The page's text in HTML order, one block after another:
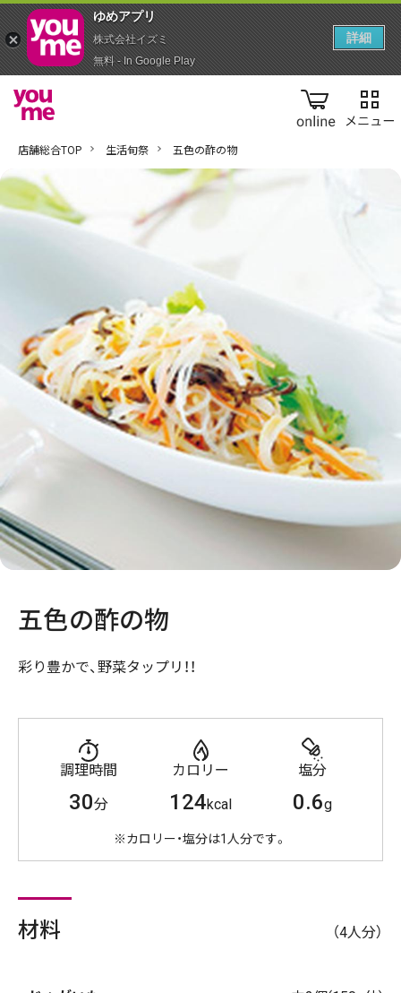
online
店舗総合TOP 生活旬祭 五色の酢の物
五色の酢の物
彩り豊かで、野菜タップリ！！
調理時間
30分
カロリー
124kcal
塩分
0.6g
※カロリー・塩分は1人分です。
材料 （4人分）
ゆめアプ‪リ‬
株式会社イズミ
無料 - In Google Play
詳細